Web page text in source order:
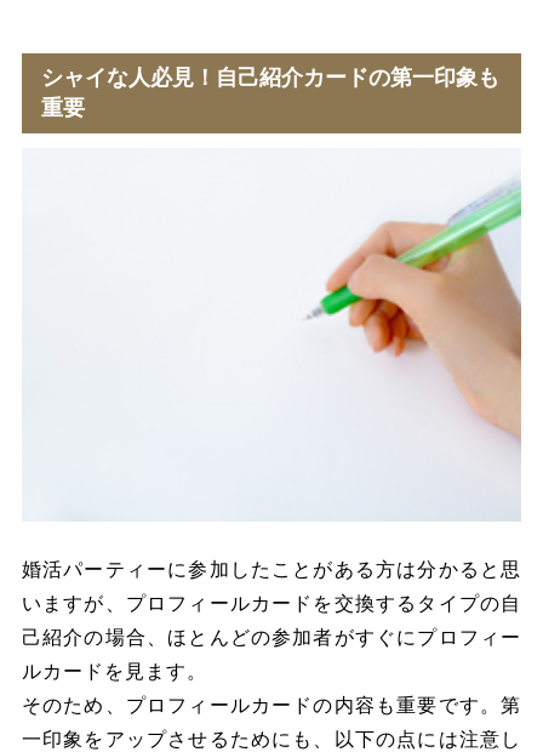
シャイな人必見！自己紹介カードの第一印象も
重要
婚活パーティーに参加したことがある方は分かると思
いますが、プロフィールカードを交換するタイプの自
己紹介の場合、ほとんどの参加者がすぐにプロフィー
ルカードを見ます。
そのため、プロフィールカードの内容も重要です。第
一印象をアップさせるためにも、以下の点には注意し